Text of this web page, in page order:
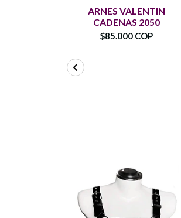
ARNES VALENTIN
CADENAS 2050
$85.000 COP